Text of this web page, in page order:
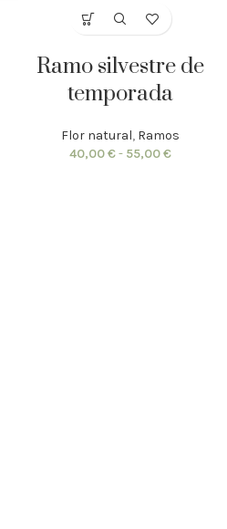
Ramo silvestre de
temporada
Flor natural, Ramos
40,00€- 55,00€